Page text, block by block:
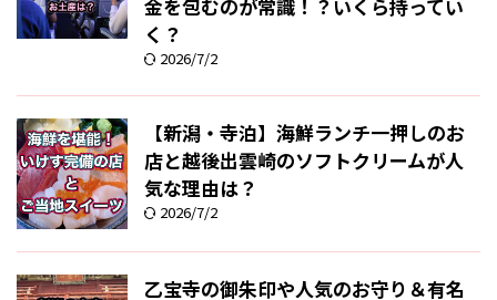
金を包むのが常識！？いくら持ってい
く？
2026/7/2
【新潟・寺泊】海鮮ランチ一押しのお
店と越後出雲崎のソフトクリームが人
気な理由は？
2026/7/2
乙宝寺の御朱印や人気のお守り＆有名